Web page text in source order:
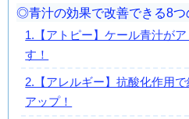
青汁の効果で改善できる8つ
1.【アトピー】ケール青汁が
す！
2.【アレルギー】抗酸化作用
アップ！